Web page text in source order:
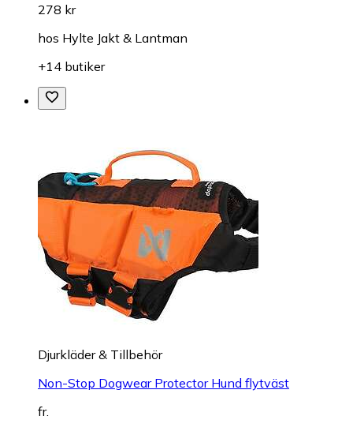
278 kr
hos Hylte Jakt & Lantman
+14 butiker
Djurkläder & Tillbehör
Non-Stop Dogwear Protector Hund flytväst
fr.